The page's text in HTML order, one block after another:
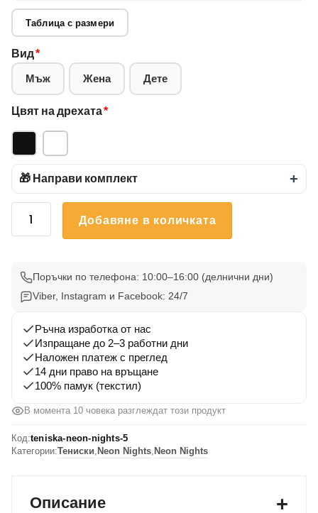
Таблица с размери
Вид*
Мъж Жена Дете
Цвят на дрехата*
🎁 Направи комплект +
количество
щампа
neon
Добавяне в количката
Поръчки по телефона: 10:00–16:00 (делнични дни)
Viber, Instagram и Facebook: 24/7
Ръчна изработка от нас
Изпращане до 2–3 работни дни
Наложен платеж с преглед
14 дни право на връщане
100% памук (текстил)
В момента 10 човека разглеждат този продукт
Код:teniska-neon-nights-5
Категории:Тениски, Neon Nights, Neon Nights
Описание